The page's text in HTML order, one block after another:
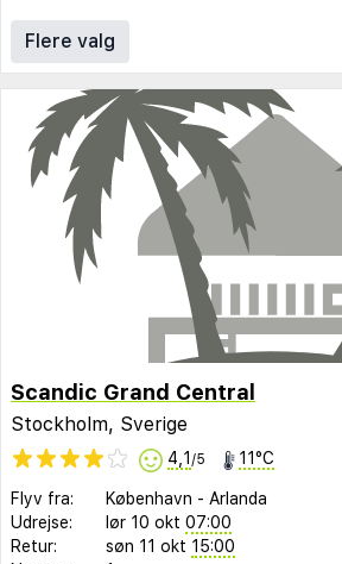
Flere valg
Scandic Grand Central
Stockholm, Sverige
4,1 /5 11°C
Flyv fra: København - Arlanda
Udrejse:
lør 10 okt 07:00
Retur:
søn 11 okt 15:00